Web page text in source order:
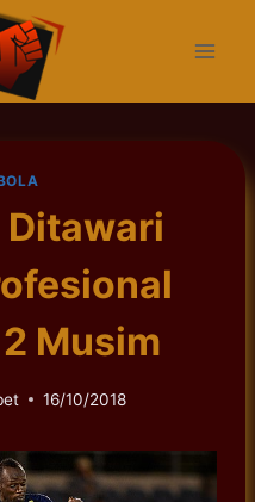
Ditawari
Musim
16/10/2018